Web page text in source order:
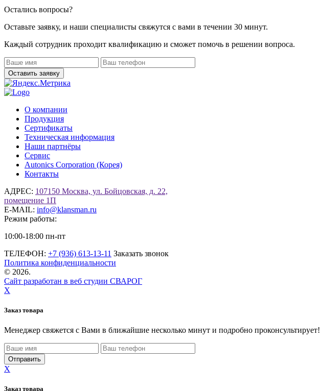
Остались вопросы?
Оставьте заявку, и наши специалисты свяжутся с вами в течении 30 минут.
Каждый сотрудник проходит квалификацию и сможет помочь в решении вопроса.
О компании
Продукция
Сертификаты
Техническая информация
Наши партнёры
Сервис
Autonics Corporation (Корея)
Контакты
АДРЕС: 107150 Москва, ул. Бойцовская, д. 22,
помещение 1П
E-MAIL: info@klansman.ru
Режим работы:
10:00-18:00 пн-пт
ТЕЛЕФОН: +7 (936) 613-13-11 Заказать звонок
Политика конфиденциальности
© 2026.
Сайт разработан в веб студии СВАРОГ
X
Заказ товара
Менеджер свяжется с Вами в ближайшие несколько минут и подробно проконсультирует!
X
Заказ товара